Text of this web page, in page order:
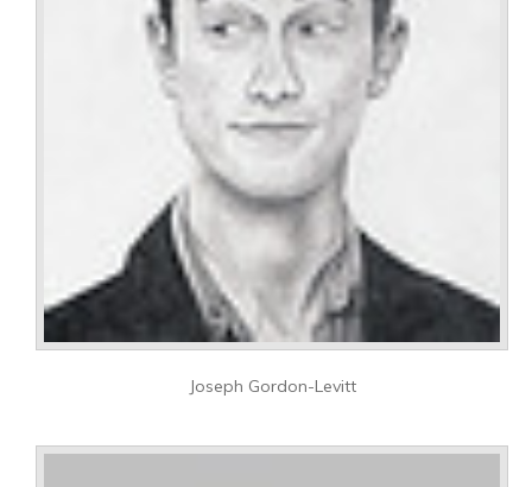
Joseph Gordon-Levitt